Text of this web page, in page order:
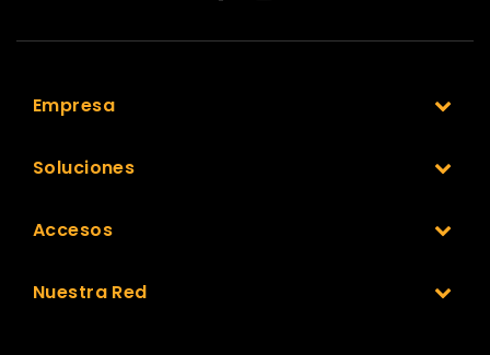
Empresa
Soluciones
Accesos
Nuestra Red